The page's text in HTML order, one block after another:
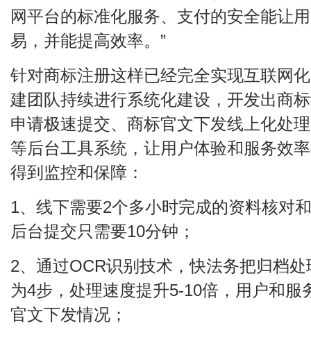
网平台的标准化服务、支付的安全能让
易，并能提高效率。”
针对商标注册这样已经完全实现互联网
建团队持续进行系统化建设，开发出商
申请极速提交、商标官文下发线上化处
等后台工具系统，让用户体验和服务效
得到监控和保障：
1、线下需要2个多小时完成的资料核对
后台提交只需要10分钟；
2、通过OCR识别技术，快法务把归档
为4步，处理速度提升5-10倍，用户和服
官文下发情况；